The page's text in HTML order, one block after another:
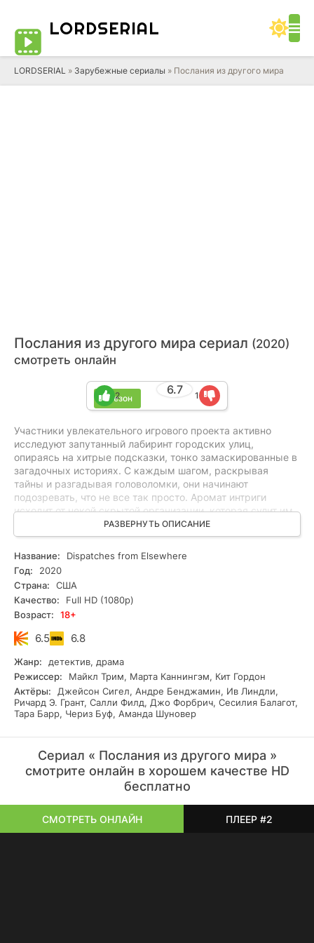
LORDSERIAL
LORDSERIAL » Зарубежные сериалы » Послания из другого мира
Послания из другого мира сериал (2020)
смотреть онлайн
1 сезон
6.7
2 1
Участники увлекательного игрового проекта активно
исследуют запутанный лабиринт городских улиц,
опираясь на хитрые подсказки, тонко замаскированные в
загадочных историях. С каждым шагом, раскрывая
тайны и разгадывая головоломки, они начинают
подозревать, что не все так просто. Аромат интриги
исходит от некой скрытой организации, которая сулит им
масштабные открытия, но подстерегает их опасность.
Неожиданно игроки встают на тропу тайны, превращаясь
по сути в неосознанных шпионов, исполняющих роль
невольных пешек в сложной игре жизни.
РАЗВЕРНУТЬ ОПИСАНИЕ
Название:
Dispatches from Elsewhere
Год:
2020
Страна:
США
Качество:
Full HD (1080p)
Возраст:
18+
6.5 6.8
Жанр:
детектив, драма
Режиссер:
Майкл Трим, Марта Каннингэм, Кит Гордон
Актёры:
Джейсон Сигел, Андре Бенджамин, Ив Линдли,
Ричард Э. Грант, Салли Филд, Джо Форбрич, Сесилия Балагот,
Тара Барр, Чериз Буф, Аманда Шуновер
Сериал « Послания из другого мира »
смотрите онлайн в хорошем качестве HD
бесплатно
СМОТРЕТЬ ОНЛАЙН ПЛЕЕР #2